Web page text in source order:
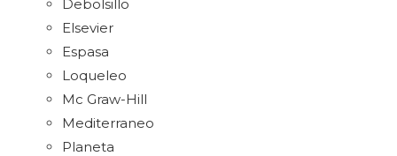
Debolsillo
Elsevier
Espasa
Loqueleo
Mc Graw-Hill
Mediterraneo
Planeta